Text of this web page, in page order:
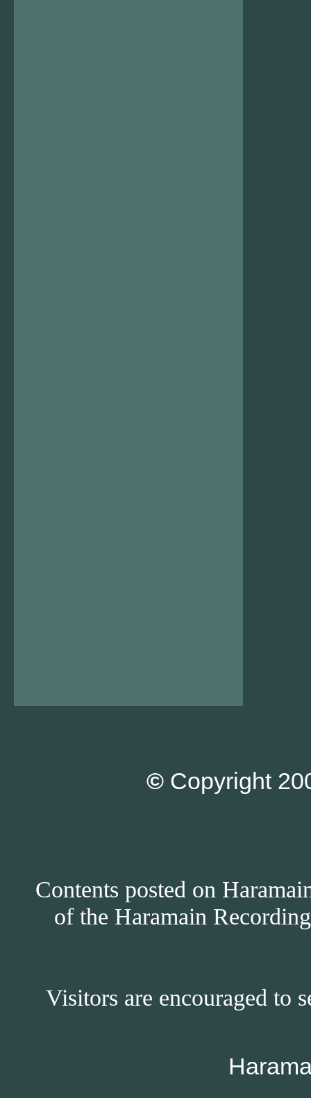
© Copyright
Contents posted on
of the Haramain
Visitors are encouraged to